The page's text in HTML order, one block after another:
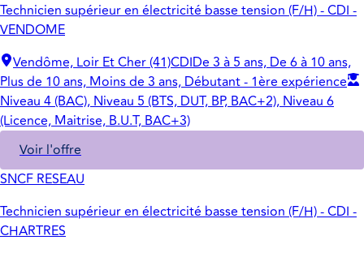
Technicien supérieur en électricité basse tension (F/H) - CDI -
VENDOME
Vendôme, Loir Et Cher (41)CDIDe 3 à 5 ans, De 6 à 10 ans,
Plus de 10 ans, Moins de 3 ans, Débutant - 1ère expérience
Niveau 4 (BAC), Niveau 5 (BTS, DUT, BP, BAC+2), Niveau 6
(Licence, Maitrise, B.U.T, BAC+3)
Voir l'offre
SNCF RESEAU
Technicien supérieur en électricité basse tension (F/H) - CDI -
CHARTRES